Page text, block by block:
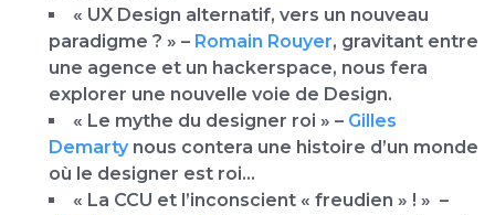
« UX Design alternatif, vers un nouveau
paradigme ? » – Romain Rouyer, gravitant entre
une agence et un hackerspace, nous fera
explorer une nouvelle voie de Design.
« Le mythe du designer roi » – Gilles
Demarty nous contera une histoire d’un monde
où le designer est roi…
« La CCU et l’inconscient « freudien » ! » –